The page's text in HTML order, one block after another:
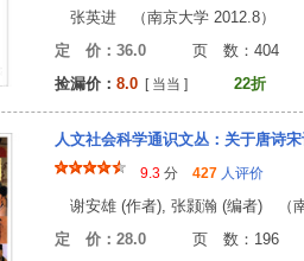
张英进 （南京大学 2012.8）
定 价：36.0 页 数
捡漏价： 8.0 [ 当当 ] 22折 比
人文社会科学通识文丛：关于唐诗
9.3 分 427 人评价
谢安雄 (作者), 张颢瀚 (编者) （南
定 价：28.0 页 数